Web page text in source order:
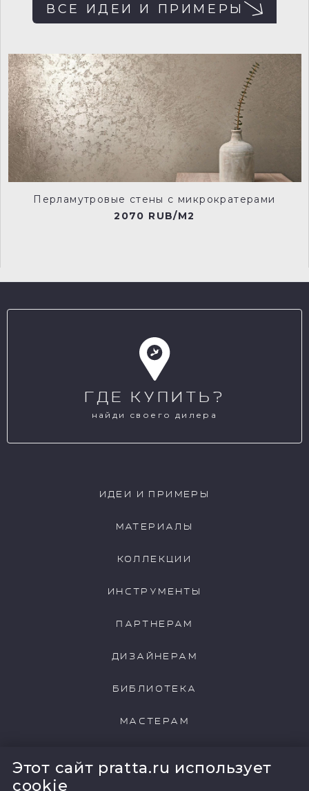
Этот сайт pratta.ru использует
cookie
ВСЕ ИДЕИ И ПРИМЕРЫ
Перламутровые стены с микрократерами
2070 RUB/M2
ГДЕ КУПИТЬ?
найди своего дилера
ИДЕИ И ПРИМЕРЫ
МАТЕРИАЛЫ
КОЛЛЕКЦИИ
ИНСТРУМЕНТЫ
ПАРТНЕРАМ
ДИЗАЙНЕРАМ
БИБЛИОТЕКА
МАСТЕРАМ